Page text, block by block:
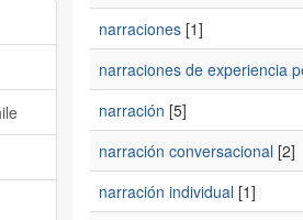
narraciones[1]
narraciones de experiencia
narración [5]
narración conversacional[2]
narración individual[1]